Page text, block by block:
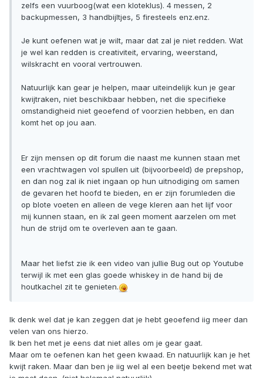
zelfs een vuurboog(wat een kloteklus). 4 messen, 2
backupmessen, 3 handbijltjes, 5 firesteels enz.enz.
Je kunt oefenen wat je wilt, maar dat zal je niet redden. Wat
je wel kan redden is creativiteit, ervaring, weerstand,
wilskracht en vooral vertrouwen.
Natuurlijk kan gear je helpen, maar uiteindelijk kun je gear
kwijtraken, niet beschikbaar hebben, net die specifieke
omstandigheid niet geoefend of voorzien hebben, en dan
komt het op jou aan.
Er zijn mensen op dit forum die naast me kunnen staan met
een vrachtwagen vol spullen uit (bijvoorbeeld) de prepshop,
en dan nog zal ik niet ingaan op hun uitnodiging om samen
de gevaren het hoofd te bieden, en er zijn forumleden die
op blote voeten en alleen de vege kleren aan het lijf voor
mij kunnen staan, en ik zal geen moment aarzelen om met
hun de strijd om te overleven aan te gaan.
Maar het liefst zie ik een video van jullie Bug out op Youtube
terwijl ik met een glas goede whiskey in de hand bij de
houtkachel zit te genieten.
Ik denk wel dat je kan zeggen dat je hebt geoefend iig meer dan
velen van ons hierzo.
Ik ben het met je eens dat niet alles om je gear gaat.
Maar om te oefenen kan het geen kwaad. En natuurlijk kan je het
kwijt raken. Maar dan ben je iig wel al een beetje bekend met wat